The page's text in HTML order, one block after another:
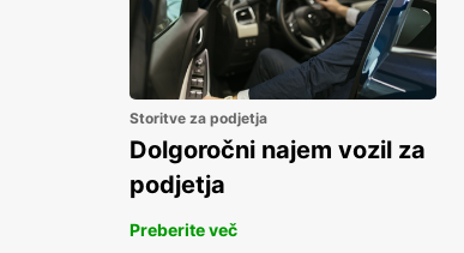
Storitve za podjetja
Dolgoročni najem vozil za
podjetja
Preberite več